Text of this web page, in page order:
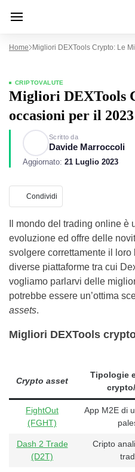
Home Migliori DEXTools Crypto: Le
CRIPTOVALUTE
Migliori DEXTools
occasioni per il 2023
Scritto da
Davide Marroccoli
Aggiornato: 21 Luglio 2023
Condividi
Il mondo del trading online è
evoluzione ed offre delle
svolgere correttamente il
diverse piattaforme tra cui
vogliamo parlarvi delle
potrebbe essere un’ottima
assets.
Migliori DEXTools
Crypto asset
Tipologie
FightOut
(FGHT)
App M2E di
Dash 2 Trade
(D2T)
Cripto